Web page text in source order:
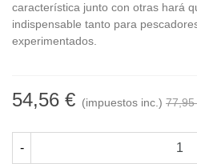
característica junto con otras hará
indispensable tanto para
experimentados.
54,56 € (impuestos inc.) 77,95
-